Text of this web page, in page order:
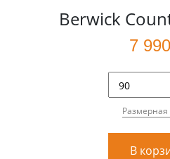
Berwick
7
Размерная
В